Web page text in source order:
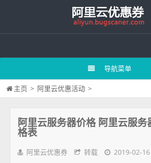
导航菜单
主页 > 阿里云优惠活动 >
阿里云服务器价格 阿里云服务
格表
阿里云优惠券 转载 2019-02-16